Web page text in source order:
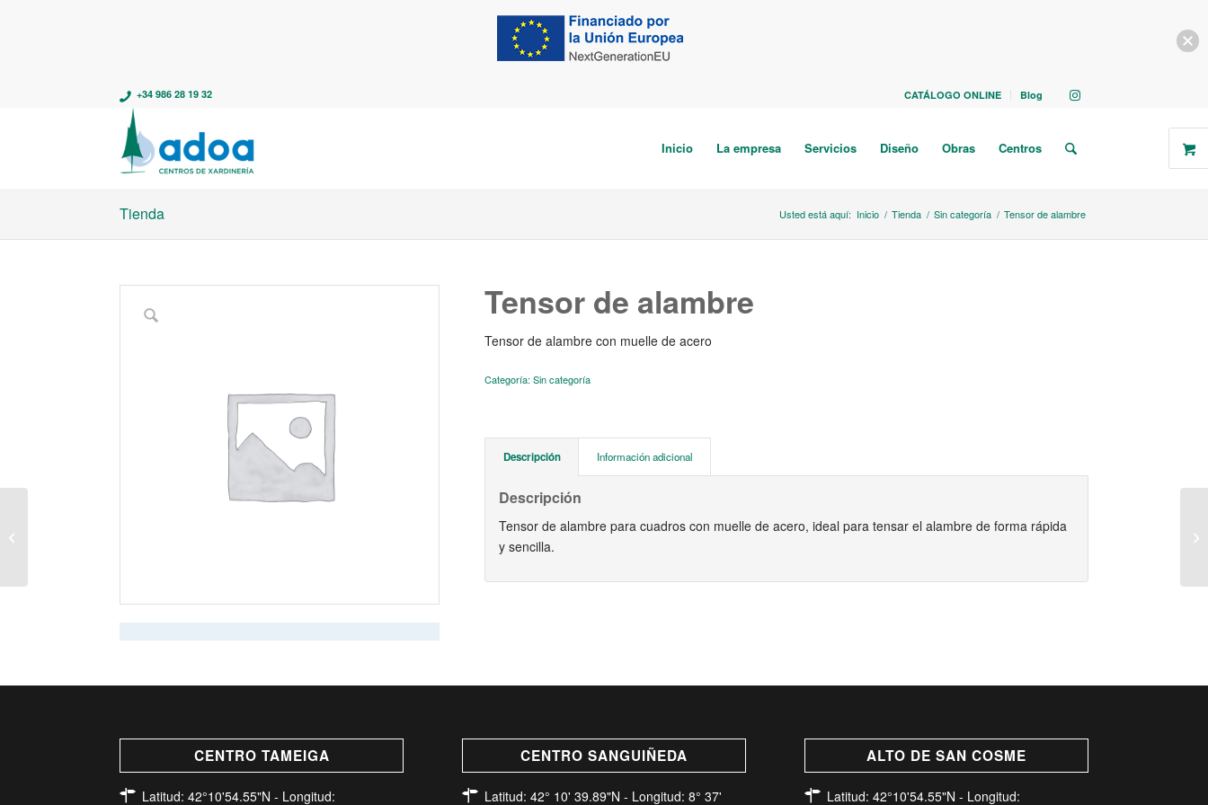
CATÁLOGO ONLINE Blog
+34 986 28 19 32
Inicio La empresa Servicios Diseño Obras Centros
Tienda Usted está aquí: Inicio / Tienda / Sin categoría / Tensor de alambre
Tensor de alambre
Tensor de alambre con muelle de acero
Categoría: Sin categoría
Descripción Información adicional
Descripción
Tensor de alambre para cuadros con muelle de acero, ideal para tensar el alambre de forma rápida
y sencilla.
CENTRO TAMEIGA
Latitud: 42°10'54.55"N - Longitud:
CENTRO SANGUIÑEDA
Latitud: 42° 10' 39.89"N - Longitud: 8° 37'
ALTO DE SAN COSME
Latitud: 42°10'54.55"N - Longitud: